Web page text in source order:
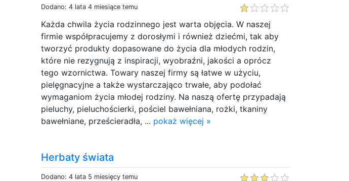
Dodano: 4 lata 4 miesiące temu
Każda chwila życia rodzinnego jest warta objęcia. W naszej
firmie współpracujemy z dorosłymi i również dziećmi, tak aby
tworzyć produkty dopasowane do życia dla młodych rodzin,
które nie rezygnują z inspiracji, wyobraźni, jakości a oprócz
tego wzornictwa. Towary naszej firmy są łatwe w użyciu,
pielęgnacyjne a także wystarczająco trwałe, aby podołać
wymaganiom życia młodej rodziny. Na naszą ofertę przypadają
pieluchy, pieluchościerki, pościel bawełniana, rożki, tkaniny
bawełniane, prześcieradła, ... pokaż więcej »
Herbaty świata
Dodano: 4 lata 5 miesięcy temu